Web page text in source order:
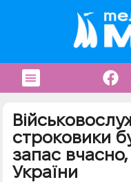
строковики
запас
України